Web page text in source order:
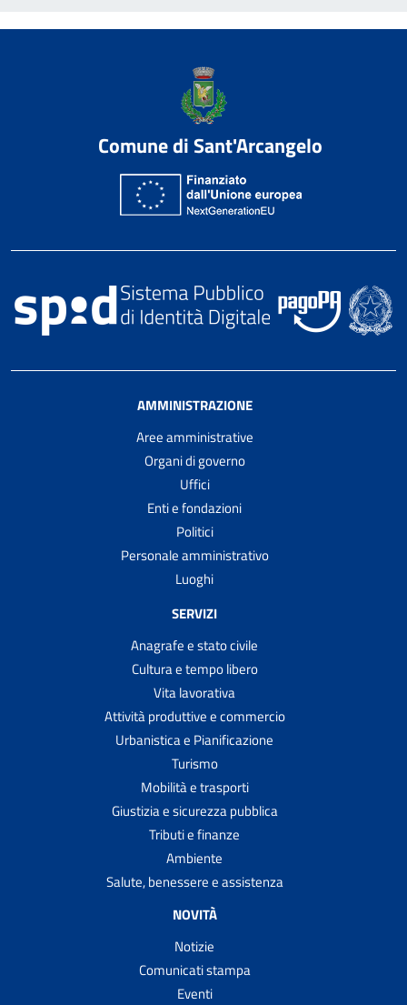
Comune di Sant'Arcangelo
AMMINISTRAZIONE
Aree amministrative
Organi di governo
Uffici
Enti e fondazioni
Politici
Personale amministrativo
Luoghi
SERVIZI
Anagrafe e stato civile
Cultura e tempo libero
Vita lavorativa
Attività produttive e commercio
Urbanistica e Pianificazione
Turismo
Mobilità e trasporti
Giustizia e sicurezza pubblica
Tributi e finanze
Ambiente
Salute, benessere e assistenza
NOVITÀ
Notizie
Comunicati stampa
Eventi